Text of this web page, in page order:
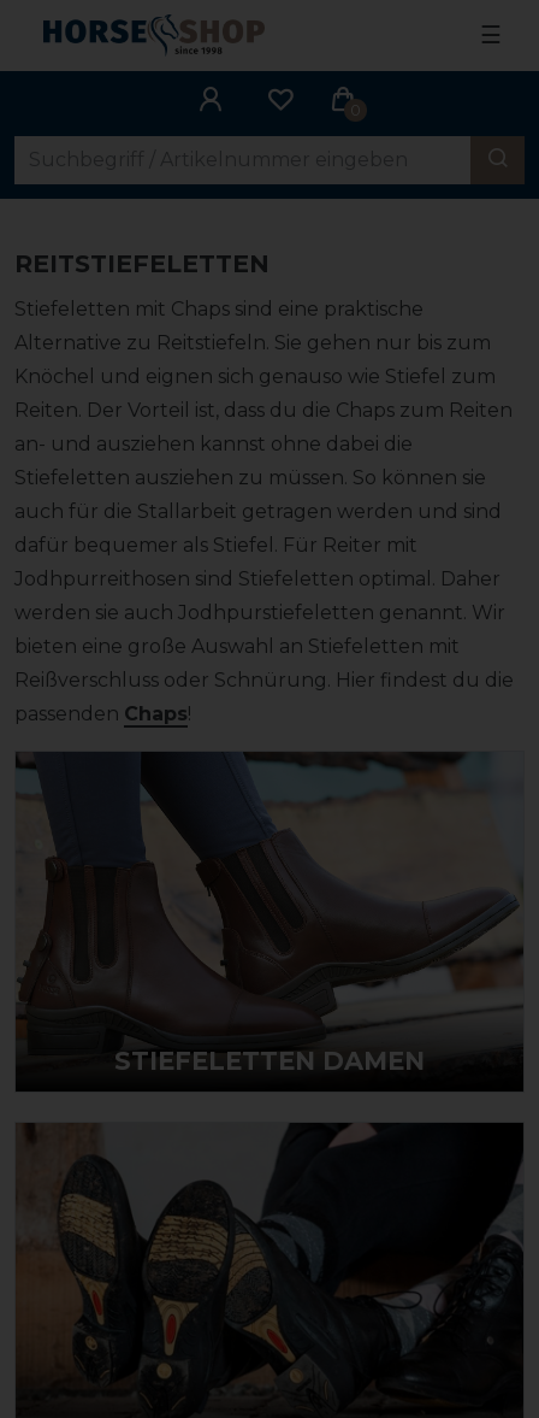
☰
0
REITSTIEFELETTEN
Stiefeletten mit Chaps sind eine praktische
Alternative zu Reitstiefeln. Sie gehen nur bis zum
Knöchel und eignen sich genauso wie Stiefel zum
Reiten. Der Vorteil ist, dass du die Chaps zum Reiten
an- und ausziehen kannst ohne dabei die
Stiefeletten ausziehen zu müssen. So können sie
auch für die Stallarbeit getragen werden und sind
dafür bequemer als Stiefel. Für Reiter mit
Jodhpurreithosen sind Stiefeletten optimal. Daher
werden sie auch Jodhpurstiefeletten genannt. Wir
bieten eine große Auswahl an Stiefeletten mit
Reißverschluss oder Schnürung. Hier findest du die
passenden Chaps!
STIEFELETTEN DAMEN